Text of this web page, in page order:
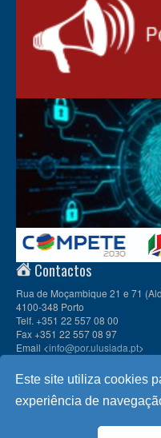
Este site utiliza cookies
experiência de
Contactos
Rua de Moçambique 21 e 71
4100-348 Porto
Telf. +351 22 557 08 00
Fax +351 22 557 08 97
Email <info@por.ulusiada.pt>
CIULP